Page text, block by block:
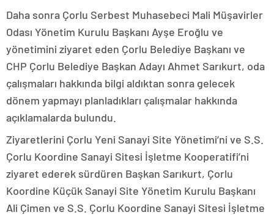
Daha sonra Çorlu Serbest Muhasebeci Mali Müşavirler
Odası Yönetim Kurulu Başkanı Ayşe Eroğlu ve
yönetimini ziyaret eden Çorlu Belediye Başkanı ve
CHP Çorlu Belediye Başkan Adayı Ahmet Sarıkurt, oda
çalışmaları hakkında bilgi aldıktan sonra gelecek
dönem yapmayı planladıkları çalışmalar hakkında
açıklamalarda bulundu.
Ziyaretlerini Çorlu Yeni Sanayi Site Yönetimi’ni ve S.S.
Çorlu Koordine Sanayi Sitesi İşletme Kooperatifi’ni
ziyaret ederek sürdüren Başkan Sarıkurt, Çorlu
Koordine Küçük Sanayi Site Yönetim Kurulu Başkanı
Ali Çimen ve S.S. Çorlu Koordine Sanayi Sitesi İşletme